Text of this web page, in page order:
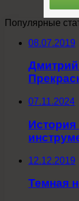
Популярные
08.07.2019
07.11.2024
12.12.2019
Темная